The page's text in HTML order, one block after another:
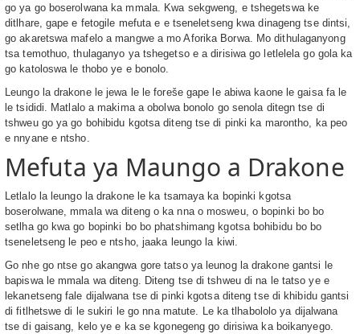
go ya go boserolwana ka mmala. Kwa sekgweng, e tshegetswa ke
ditlhare, gape e fetogile mefuta e e tseneletseng kwa dinageng tse dintsi,
go akaretswa mafelo a mangwe a mo Aforika Borwa. Mo dithulaganyong
tsa temothuo, thulaganyo ya tshegetso e a dirisiwa go letlelela go gola ka
go katoloswa le thobo ye e bonolo.
Leungo la drakone le jewa le le foreše gape le abiwa kaone le gaisa fa le
le tsididi. Matlalo a makima a obolwa bonolo go senola ditegn tse di
tshweu go ya go bohibidu kgotsa diteng tse di pinki ka marontho, ka peo
e nnyane e ntsho.
Mefuta ya Maungo a Drakone
Letlalo la leungo la drakone le ka tsamaya ka bopinki kgotsa
boserolwane, mmala wa diteng o ka nna o mosweu, o bopinki bo bo
setlha go kwa go bopinki bo bo phatshimang kgotsa bohibidu bo bo
tseneletseng le peo e ntsho, jaaka leungo la kiwi.
Go nhe go ntse go akangwa gore tatso ya leunog la drakone gantsi le
bapiswa le mmala wa diteng. Diteng tse di tshweu di na le tatso ye e
lekanetseng fale dijalwana tse di pinki kgotsa diteng tse di khibidu gantsi
di fitlhetswe di le sukiri le go nna matute. Le ka tlhabololo ya dijalwana
tse di gaisang, kelo ye e ka se kgonegeng go dirisiwa ka boikanyego.